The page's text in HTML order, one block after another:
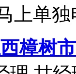
上单
樟树